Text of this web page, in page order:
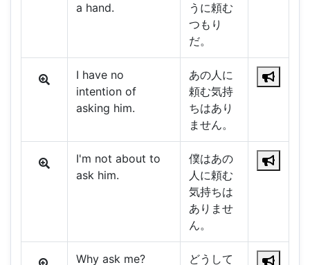
a hand.
うに頼む
つもり
だ。
I have no
intention of
asking him.
あの人に
頼む気持
ちはあり
ません。
I'm not about to
ask him.
僕はあの
人に頼む
気持ちは
ありませ
ん。
Why ask me?
どうして